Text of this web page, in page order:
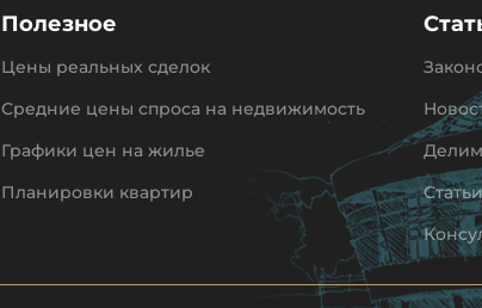
Полезное
Цены реальных сделок
Средние цены спроса на недвижимость
Графики цен на жилье
Планировки квартир